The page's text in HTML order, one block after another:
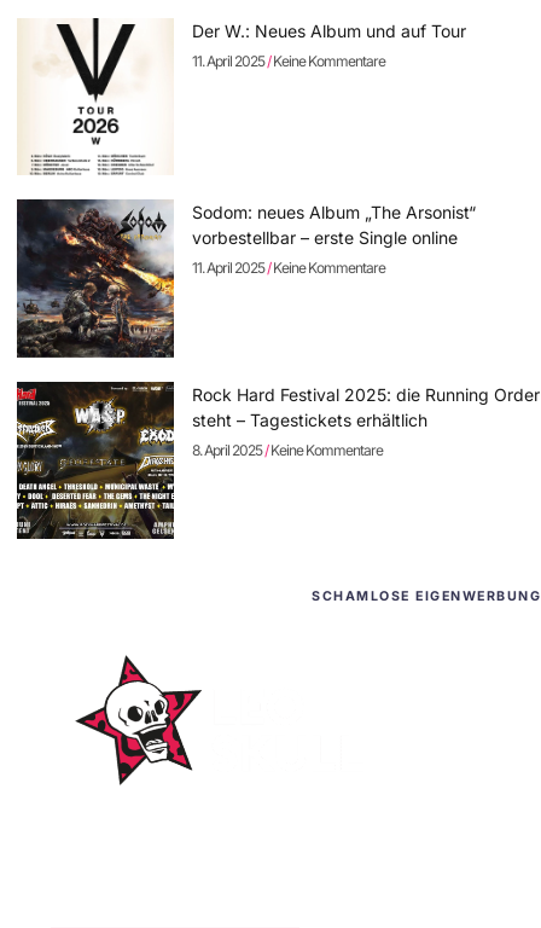
Der W.: Neues Album und auf Tour
11. April 2025 Keine Kommentare
Sodom: neues Album „The Arsonist“
vorbestellbar – erste Single online
11. April 2025 Keine Kommentare
Rock Hard Festival 2025: die Running Order
steht – Tagestickets erhältlich
8. April 2025 Keine Kommentare
SCHAMLOSE EIGENWERBUNG